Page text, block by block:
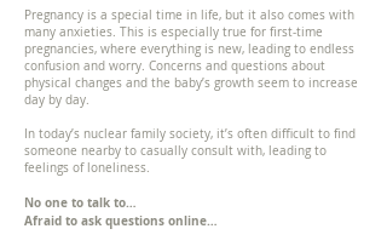
Pregnancy is a special time in life, but it also comes with
many anxieties. This is especially true for first-time
pregnancies, where everything is new, leading to endless
confusion and worry. Concerns and questions about
physical changes and the baby’s growth seem to increase
day by day.
In today’s nuclear family society, it’s often difficult to find
someone nearby to casually consult with, leading to
feelings of loneliness.
No one to talk to…
Afraid to ask questions online…